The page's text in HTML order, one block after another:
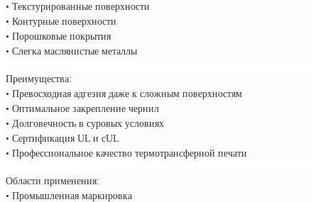
• Текстурированные поверхности
• Контурные поверхности
• Порошковые покрытия
• Слегка маслянистые металлы
Преимущества:
• Превосходная адгезия даже к сложным поверхностям
• Оптимальное закрепление чернил
• Долговечность в суровых условиях
• Сертификация UL и cUL
• Профессиональное качество термотрансферной печати
Области применения:
• Промышленная маркировка